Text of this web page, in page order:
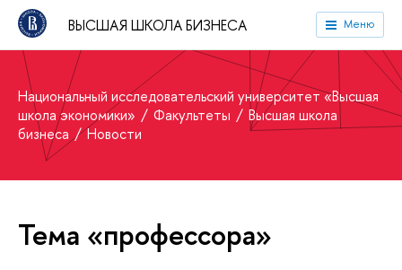
ВЫСШАЯ ШКОЛА БИЗНЕСА Меню
Национальный исследовательский университет «Высшая
школа экономики»
Факультеты
Высшая школа
бизнеса
Новости
Тема «профессора»